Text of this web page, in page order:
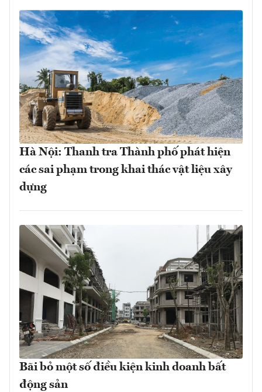
Hà Nội: Thanh tra Thành phố phát hiện
các sai phạm trong khai thác vật liệu xây
dựng
Bãi bỏ một số điều kiện kinh doanh bất
động sản